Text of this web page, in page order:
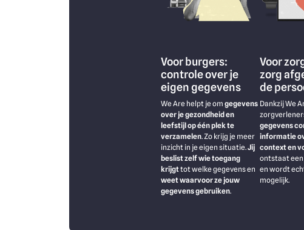
Voor burgers:
controle over je
eigen gegevens
We Are helpt je om gegevens
over je gezondheid en
leefstijl op één plek te
verzamelen. Zo krijg je meer
inzicht in je eigen situatie.Jij
beslist zelf wie toegang
krijgttot welke gegevens en
weet waarvoor ze jouw
gegevens gebruiken.
Voor
zorg
de
Dankzij We
gegevens
informatie
context en
ontstaat
en wordt
mogelijk.